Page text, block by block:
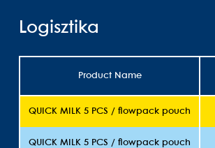
Logisztika
Product Name
QUICK MILK 5 PCS / flowpack pouch
QUICK MILK 5 PCS / flowpack pouch